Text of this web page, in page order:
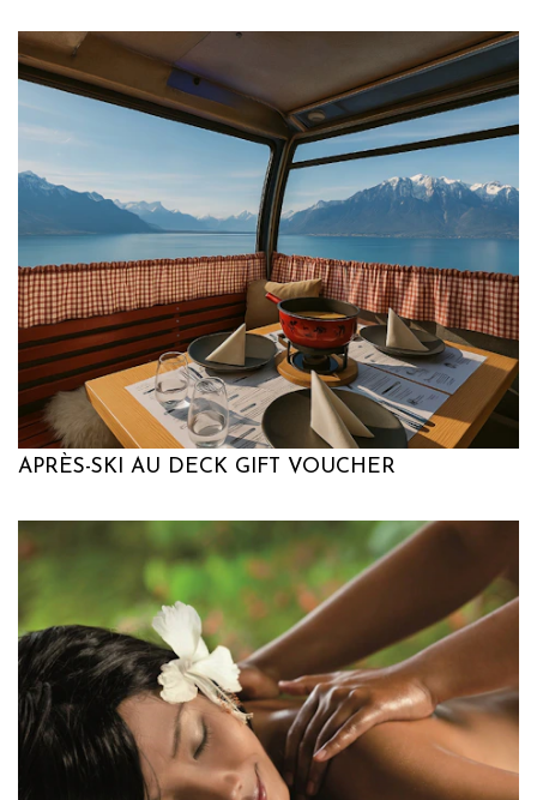
APRÈS-SKI AU DECK GIFT VOUCHER